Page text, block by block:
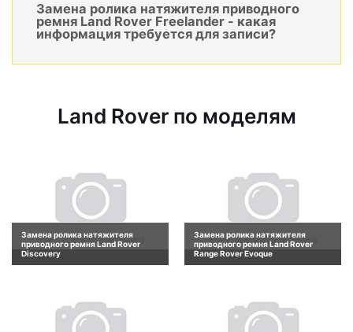
Замена ролика натяжителя приводного
ремня Land Rover Freelander - какая
информация требуется для записи?
Land Rover по моделям
Замена ролика натяжителя
приводного ремня Land Rover
Discovery
Замена ролика натяжителя
приводного ремня Land Rover
Range Rover Evoque